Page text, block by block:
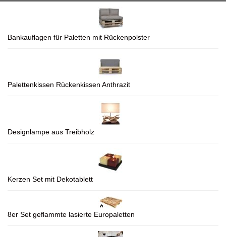
Bankauflagen für Paletten mit Rückenpolster
Palettenkissen Rückenkissen Anthrazit
Designlampe aus Treibholz
Kerzen Set mit Dekotablett
8er Set geflammte lasierte Europaletten